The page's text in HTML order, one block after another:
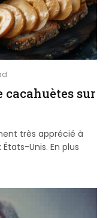
cacahuètes sur
très apprécié à
Unis. En plus